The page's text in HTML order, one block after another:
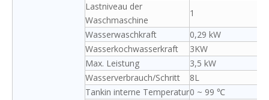
Lastniveau der
Waschmaschine
1
Wasserwaschkraft
0,29 kW
Wasserkochwasserkraft
3KW
Max. Leistung
3,5 kW
Wasserverbrauch/Schritt
8L
Tankin interne Temperatur0 ~ 99 ℃